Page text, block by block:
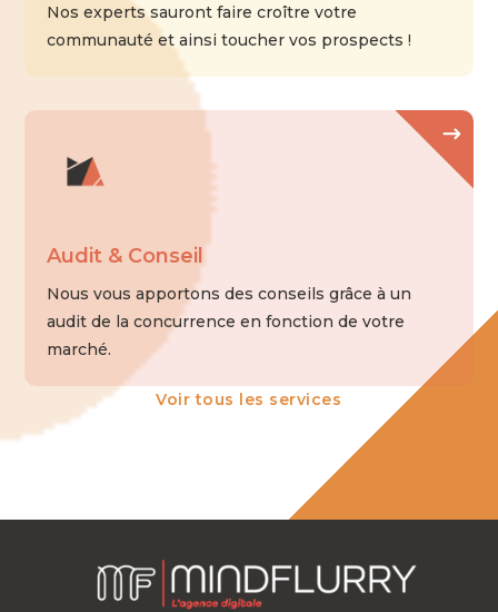
Nos experts sauront faire croître votre
communauté et ainsi toucher vos prospects !
Audit & Conseil
Nous vous apportons des conseils grâce à un
audit de la concurrence en fonction de votre
marché.
Voir tous les services